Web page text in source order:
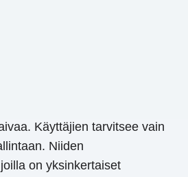
Käyttäjien tarvitsee vain
Niiden
on yksinkertaiset